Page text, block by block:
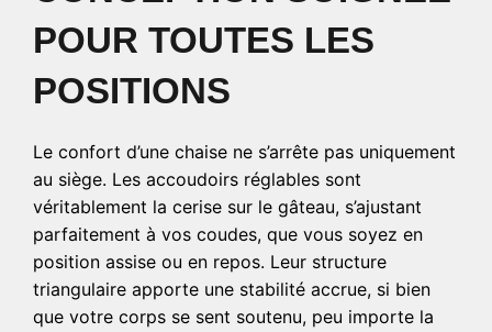
POUR TOUTES LES
POSITIONS
Le confort d’une chaise ne s’arrête pas uniquement
au siège. Les accoudoirs réglables sont
véritablement la cerise sur le gâteau, s’ajustant
parfaitement à vos coudes, que vous soyez en
position assise ou en repos. Leur structure
triangulaire apporte une stabilité accrue, si bien
que votre corps se sent soutenu, peu importe la